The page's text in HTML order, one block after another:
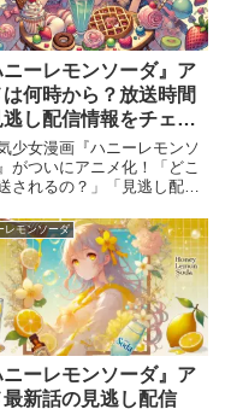
ニーレモンソーダ』ア
は何時から？放送時間
逃し配信情報をチェッ
少女漫画『ハニーレモンソ
がついにアニメ化！「どこ
されるの？」「見逃し配信
いでしょうか。この記事で
アニメ『ハニーレモンソー
放送時間や配信サービスに
詳しくまとめました。放送
ュールをチェックして、見
ずに楽しみましょう！
レモンソーダ
ニーレモンソーダ』ア
最新話の見逃し配信